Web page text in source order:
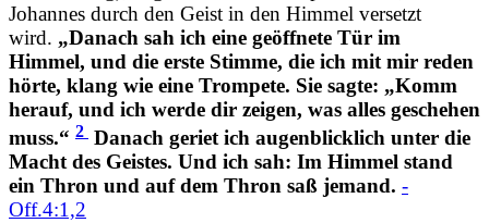
Johannes durch den Geist in den Himmel versetzt
wird. „Danach sah ich eine geöffnete Tür im
Himmel, und die erste Stimme, die ich mit mir reden
hörte, klang wie eine Trompete. Sie sagte: „Komm
herauf, und ich werde dir zeigen, was alles geschehen
muss.“ 2 Danach geriet ich augenblicklich unter die
Macht des Geistes. Und ich sah: Im Himmel stand
ein Thron und auf dem Thron saß jemand. -
Off.4:1,2